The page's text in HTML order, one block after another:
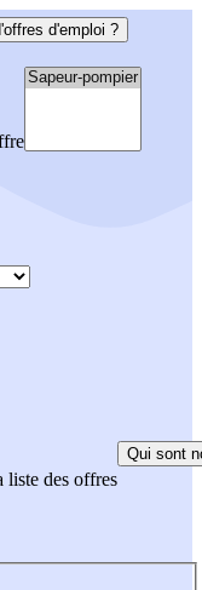
d'emploi ?
liste des offres
Qui sont